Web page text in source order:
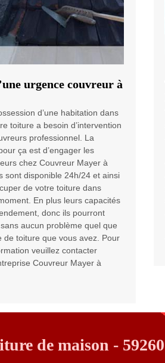
urgence couvreur à
d’une habitation dans
toiture a besoin d’intervention
professionnel. La
ça est d’engager les
chez Couvreur Mayer à
sont disponible 24h/24 et ainsi
de votre toiture dans
En plus leurs capacités
donc ils pourront
aucun problème quel que
de toiture que vous avez. Pour
veuillez contacter
Couvreur Mayer à
de maison - 59260